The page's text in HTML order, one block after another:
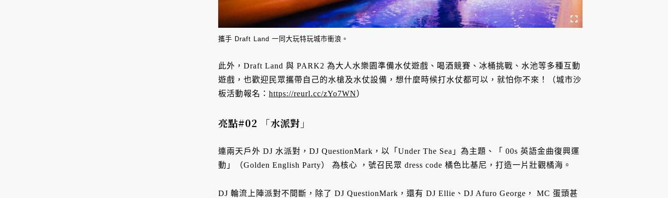
攜手 Draft Land 一同大玩特玩城市衝浪。
此外，Draft Land 與 PARK2 為大人水樂園準備水仗遊戲、喝酒競賽、冰桶挑戰、水池等多種互動
遊戲，也歡迎民眾攜帶自己的水槍及水仗設備，想什麼時候打水仗都可以，就怕你不來！（城市沙
板活動報名： https://reurl.cc/zYo7WN）
亮點#02 「水派對」
連兩天戶外 DJ 水派對，DJ QuestionMark，以「Under The Sea」為主題、「 00s 英語⾦曲復興運
動」（Golden English Party） 為核心 ，號召民眾 dress code 橘色比基尼，打造一片壯觀橘海。
DJ 輪流上陣派對不間斷，除了 DJ QuestionMark，還有 DJ Ellie、DJ Afuro George， MC 蛋頭甚